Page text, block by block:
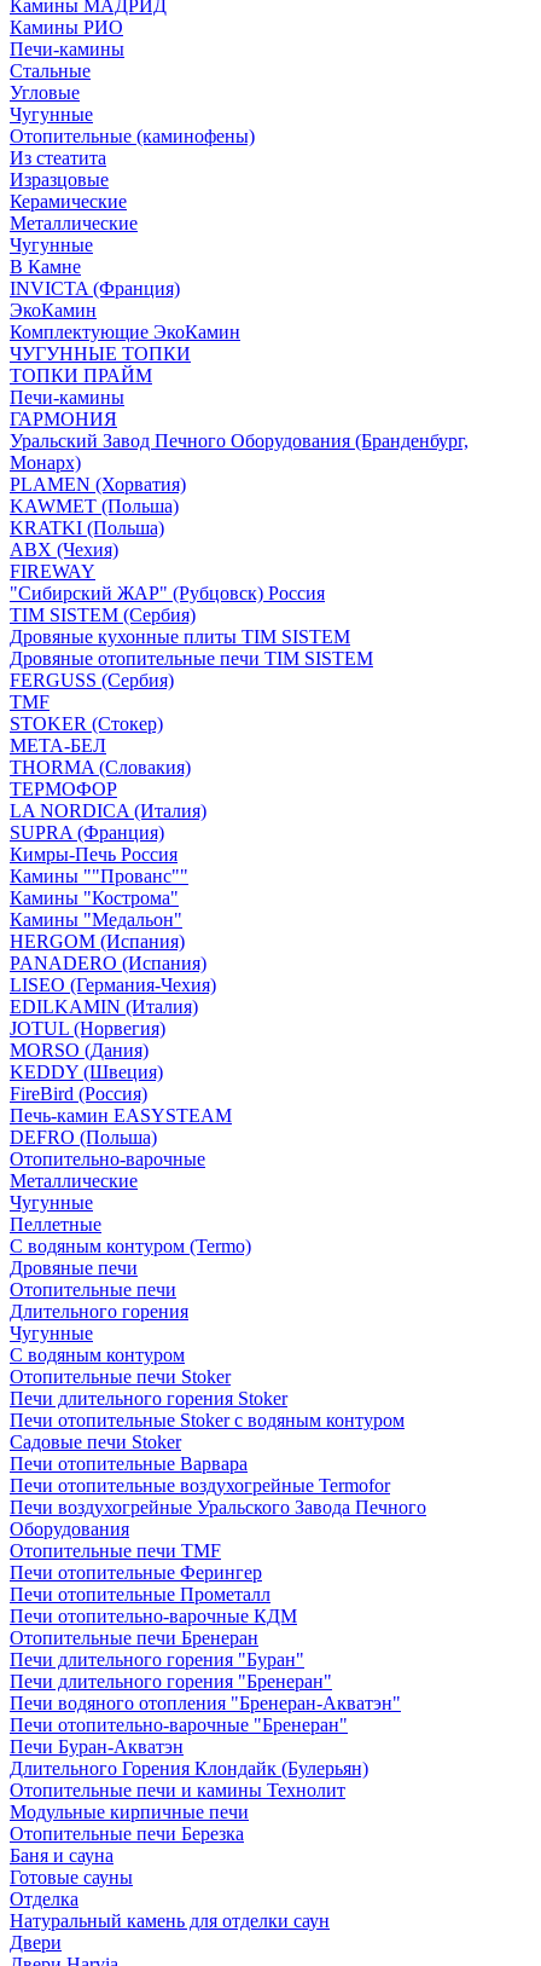
Камины МАДРИД
Камины РИО
Печи-камины
Стальные
Угловые
Чугунные
Отопительные (каминофены)
Из стеатита
Изразцовые
Керамические
Металлические
Чугунные
В Камне
INVICTA (Франция)
ЭкоКамин
Комплектующие ЭкоКамин
ЧУГУННЫЕ ТОПКИ
ТОПКИ ПРАЙМ
Печи-камины
ГАРМОНИЯ
Уральский Завод Печного Оборудования (Бранденбург,
Монарх)
PLAMEN (Хорватия)
KAWMET (Польша)
KRATKI (Польша)
ABX (Чехия)
FIREWAY
"Сибирский ЖАР" (Рубцовск) Россия
TIM SISTEM (Сербия)
Дровяные кухонные плиты TIM SISTEM
Дровяные отопительные печи TIM SISTEM
FERGUSS (Сербия)
TMF
STOKER (Стокер)
МЕТА-БЕЛ
THORMA (Словакия)
ТЕРМОФОР
LA NORDICA (Италия)
SUPRA (Франция)
Кимры-Печь Россия
Камины ""Прованс""
Камины "Кострома"
Камины "Медальон"
HERGOM (Испания)
PANADERO (Испания)
LISEO (Германия-Чехия)
EDILKAMIN (Италия)
JOTUL (Норвегия)
MORSO (Дания)
KEDDY (Швеция)
FireBird (Россия)
Печь-камин EASYSTEAM
DEFRO (Польша)
Отопительно-варочные
Металлические
Чугунные
Пеллетные
С водяным контуром (Termo)
Дровяные печи
Отопительные печи
Длительного горения
Чугунные
C водяным контуром
Отопительные печи Stoker
Печи длительного горения Stoker
Печи отопительные Stoker с водяным контуром
Садовые печи Stoker
Печи отопительные Варвара
Печи отопительные воздухогрейные Termofor
Печи воздухогрейные Уральского Завода Печного
Оборудования
Отопительные печи TMF
Печи отопительные Ферингер
Печи отопительные Прометалл
Печи отопительно-варочные КДМ
Отопительные печи Бренеран
Печи длительного горения "Буран"
Печи длительного горения "Бренеран"
Печи водяного отопления "Бренеран-Акватэн"
Печи отопительно-варочные "Бренеран"
Печи Буран-Акватэн
Длительного Горения Клондайк (Булерьян)
Отопительные печи и камины Технолит
Модульные кирпичные печи
Отопительные печи Березка
Баня и сауна
Готовые сауны
Отделка
Натуральный камень для отделки саун
Двери